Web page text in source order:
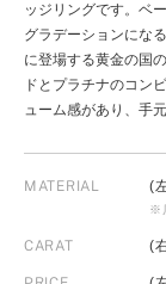
ッジリングです。ベ
グラデーションにな
に登場する黄金の国
ドとプラチナのコン
ューム感があり、手
MATERIAL (
※
CARAT (